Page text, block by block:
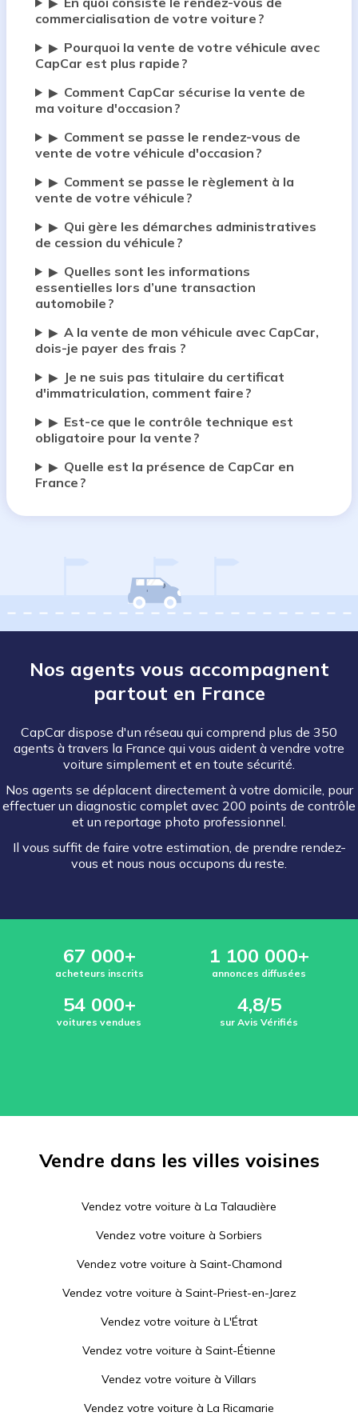
▶
commercialisation de votre voiture ?
▶ Pourquoi la vente de votre véhicule avec
CapCar est plus rapide ?
▶ Comment CapCar sécurise la vente de
ma voiture d'occasion ?
▶ Comment se passe le rendez-vous de
vente de votre véhicule d'occasion ?
▶ Comment se passe le règlement à la
vente de votre véhicule ?
▶ Qui gère les démarches administratives
de cession du véhicule ?
▶ Quelles sont les informations
essentielles lors d’une transaction
automobile ?
▶ A la vente de mon véhicule avec CapCar,
dois-je payer des frais ?
▶
Je ne suis pas titulaire du certificat
d'immatriculation, comment faire ?
▶ Est-ce que le contrôle technique est
obligatoire pour la vente ?
▶ Quelle est la présence de CapCar en
France ?
Nos agents vous accompagnent
partout en France
CapCar dispose d'un réseau qui comprend plus de 350
agents à travers la France qui vous aident à vendre votre
voiture simplement et en toute sécurité.
Nos agents se déplacent directement à votre domicile, pour
effectuer un diagnostic complet avec 200 points de contrôle
et un reportage photo professionnel.
Il vous suffit de faire votre estimation, de prendre rendez-
vous et nous nous occupons du reste.
67 000+
acheteurs inscrits
1 100 000+
annonces diffusées
54 000+
voitures vendues
4,8/5
sur Avis Vérifiés
Vendre dans les villes voisines
Vendez votre voiture à La Talaudière
Vendez votre voiture à Sorbiers
Vendez votre voiture à Saint-Chamond
Vendez votre voiture à Saint-Priest-en-Jarez
Vendez votre voiture à L'Étrat
Vendez votre voiture à Saint-Étienne
Vendez votre voiture à Villars
Vendez votre voiture à La Ricamarie